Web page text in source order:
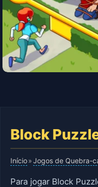
Block
Início»Jogos de Quebra-
Para jogar Block